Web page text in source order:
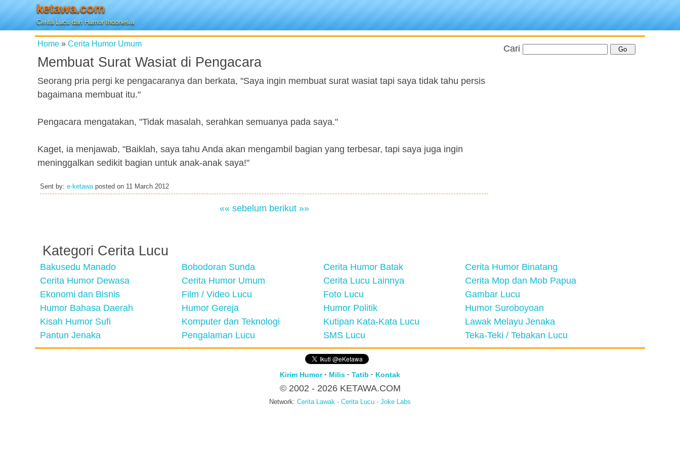
ketawa.com
Cerita Lucu dan Humor Indonesia
Home » Cerita Humor Umum
Membuat Surat Wasiat di Pengacara
Seorang pria pergi ke pengacaranya dan berkata, "Saya ingin membuat surat wasiat tapi saya tidak tahu persis
bagaimana membuat itu."
Pengacara mengatakan, "Tidak masalah, serahkan semuanya pada saya."
Kaget, ia menjawab, "Baiklah, saya tahu Anda akan mengambil bagian yang terbesar, tapi saya juga ingin
meninggalkan sedikit bagian untuk anak-anak saya!"
Sent by: e-ketawaposted on 11 March 2012
«« sebelum berikut »»
Cari
Kategori Cerita Lucu
Bakusedu Manado Bobodoran Sunda Cerita Humor Batak
Cerita Humor Binatang
Cerita Humor Dewasa
Cerita Humor Umum Cerita Lucu Lainnya
Cerita Mop dan Mob Papua
Ekonomi dan Bisnis
Film / Video Lucu Foto Lucu
Gambar Lucu
Humor Bahasa Daerah
Humor Gereja Humor Politik
Humor Suroboyoan
Kisah Humor Sufi
Komputer dan Teknologi Kutipan Kata-Kata Lucu
Lawak Melayu Jenaka
Pantun Jenaka
Pengalaman Lucu SMS Lucu Teka-Teki / Tebakan Lucu
Kirim Humor· Milis · Tatib · Kontak
© 2002 - 2026 KETAWA.COM
Network: Cerita Lawak · Cerita Lucu · Joke Labs